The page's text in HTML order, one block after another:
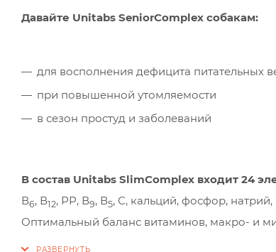
Давайте Unitabs SeniorComplex собакам:
для восполнения дефицита питательных
при повышенной утомляемости
в сезон простуд и заболеваний
В состав Unitabs SlimComplex входит 24
В6, В12, РР, В9, В5, С, кальций, фосфор,
Оптимальный баланс витаминов, макро- и